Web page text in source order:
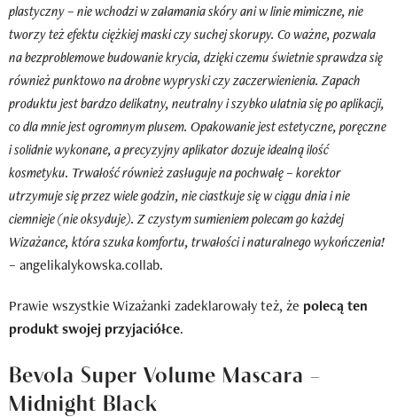
plastyczny – nie wchodzi w załamania skóry ani w linie mimiczne, nie
tworzy też efektu ciężkiej maski czy suchej skorupy. Co ważne, pozwala
na bezproblemowe budowanie krycia, dzięki czemu świetnie sprawdza się
również punktowo na drobne wypryski czy zaczerwienienia. Zapach
produktu jest bardzo delikatny, neutralny i szybko ulatnia się po aplikacji,
co dla mnie jest ogromnym plusem. Opakowanie jest estetyczne, poręczne
i solidnie wykonane, a precyzyjny aplikator dozuje idealną ilość
kosmetyku. Trwałość również zasługuje na pochwałę – korektor
utrzymuje się przez wiele godzin, nie ciastkuje się w ciągu dnia i nie
ciemnieje (nie oksyduje). Z czystym sumieniem polecam go każdej
Wizażance, która szuka komfortu, trwałości i naturalnego wykończenia!
– angelikalykowska.collab.
Prawie wszystkie Wizażanki zadeklarowały też, że polecą ten
produkt swojej przyjaciółce.
Bevola Super Volume Mascara –
Midnight Black